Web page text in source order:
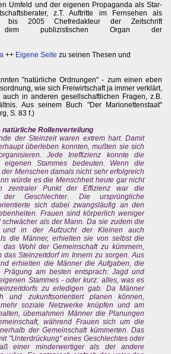
Umfeld und der eigenen Propaganda als Star-
z.T. Auftritte im Fernsehen als
bis 2005 Chefredakteur der Zeitschrift
dem publizistischen Organ der
.
++ Eigene Seite zu seinen Thesen und
"natürliche Ordnungen" - zum einen eben
wie sich Freiwirtschaft ja immer verklärt,
in anderen gesellschaftlichen Fragen, z.B.
Aus seinem Buch "Der Marionettenstaat"
S. 83 f.)
Rollenverteilung
der Steinzeit waren extrem hart. Damit
überleben konnten, mußten sie sich
Jede Ineffizienz konnte die
eigenen Stammes bedeuten. Wenn die
Menschen damals nicht sehr erfolgreich
würde es die Menschheit heute gar nicht
zentraler Punkt der Effizienz war die
der Geschlechter. Die ursprüngliche
sich dabei zwangsläufig an den
Frauen sind körperlich weniger
als der Mann. Da sie zudem die
und in der Aufzucht der Kleinen auch
die Männer, erhielten sie von selbst die
Wohl der Gemeinschaft zu kümmern,
das Steinzeitdorf im Innern zu sorgen. Aus
erhielten die Männer die Aufgaben, die
Prägung am besten entsprach: Jagd und
Stammes - oder kurz: alles, was es
zu erledigen gab. Da Männer
und zukunftsorientiert planen können,
soziale Netzwerke knüpfen und am
übemahmen Männer die Planungen
während Frauen sich um die
der Gemeinschaft kümmerten. Das
"Unterdrückung" eines Geschlechtes oder
einer minderwertiger als der andere